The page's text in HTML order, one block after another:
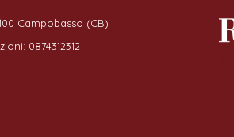
Campobasso (CB)
0874312312